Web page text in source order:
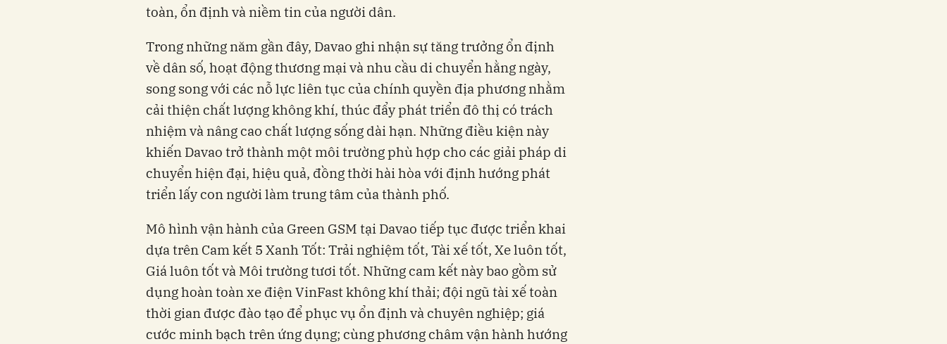
toàn, ổn định và niềm tin của người dân.
Trong những năm gần đây, Davao ghi nhận sự tăng trưởng ổn định
về dân số, hoạt động thương mại và nhu cầu di chuyển hằng ngày,
song song với các nỗ lực liên tục của chính quyền địa phương nhằm
cải thiện chất lượng không khí, thúc đẩy phát triển đô thị có trách
nhiệm và nâng cao chất lượng sống dài hạn. Những điều kiện này
khiến Davao trở thành một môi trường phù hợp cho các giải pháp di
chuyển hiện đại, hiệu quả, đồng thời hài hòa với định hướng phát
triển lấy con người làm trung tâm của thành phố.
Mô hình vận hành của Green GSM tại Davao tiếp tục được triển khai
dựa trên Cam kết 5 Xanh Tốt: Trải nghiệm tốt, Tài xế tốt, Xe luôn tốt,
Giá luôn tốt và Môi trường tươi tốt. Những cam kết này bao gồm sử
dụng hoàn toàn xe điện VinFast không khí thải; đội ngũ tài xế toàn
thời gian được đào tạo để phục vụ ổn định và chuyên nghiệp; giá
cước minh bạch trên ứng dụng; cùng phương châm vận hành hướng